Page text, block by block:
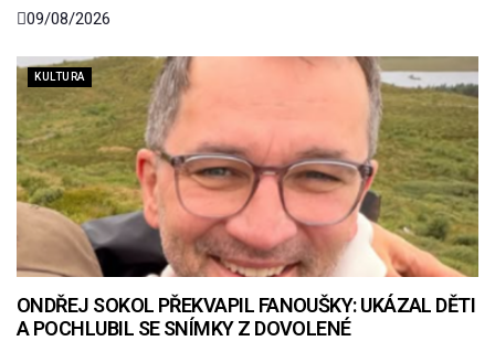
09/08/2026
KULTURA
ONDŘEJ SOKOL PŘEKVAPIL FANOUŠKY: UKÁZAL DĚTI
A POCHLUBIL SE SNÍMKY Z DOVOLENÉ